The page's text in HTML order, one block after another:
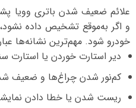
علائم ضعیف شدن باتری وویا
و اگر به‌موقع تشخیص داده
خودرو شود. مهم‌ترین نشانه‌ها
دیر استارت خوردن یا
کم‌نور شدن چراغ‌ها و ضعیف
ریست شدن یا خطا دادن